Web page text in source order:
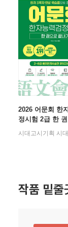
2026 어문회 한
정시험 2급 한
내기
시대고시기획 시
작품 밑줄